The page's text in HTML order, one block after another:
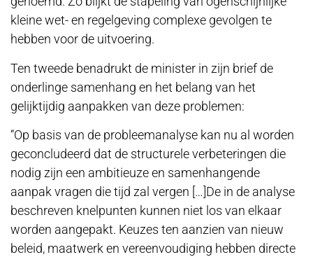
kleine wet- en regelgeving complexe gevolgen te
hebben voor de uitvoering.
Ten tweede benadrukt de minister in zijn brief de
onderlinge samenhang en het belang van het
gelijktijdig aanpakken van deze problemen:
“Op basis van de probleemanalyse kan nu al worden
geconcludeerd dat de structurele verbeteringen die
nodig zijn een ambitieuze en samenhangende
aanpak vragen die tijd zal vergen […]De in de analyse
beschreven knelpunten kunnen niet los van elkaar
worden aangepakt. Keuzes ten aanzien van nieuw
beleid, maatwerk en vereenvoudiging hebben directe